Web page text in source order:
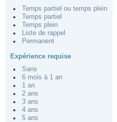
Temps partiel ou temps plein
Temps partiel
Temps plein
Liste de rappel
Permanent
Expérience requise
Sans
6 mois à 1 an
1 an
2 ans
3 ans
4 ans
5 ans